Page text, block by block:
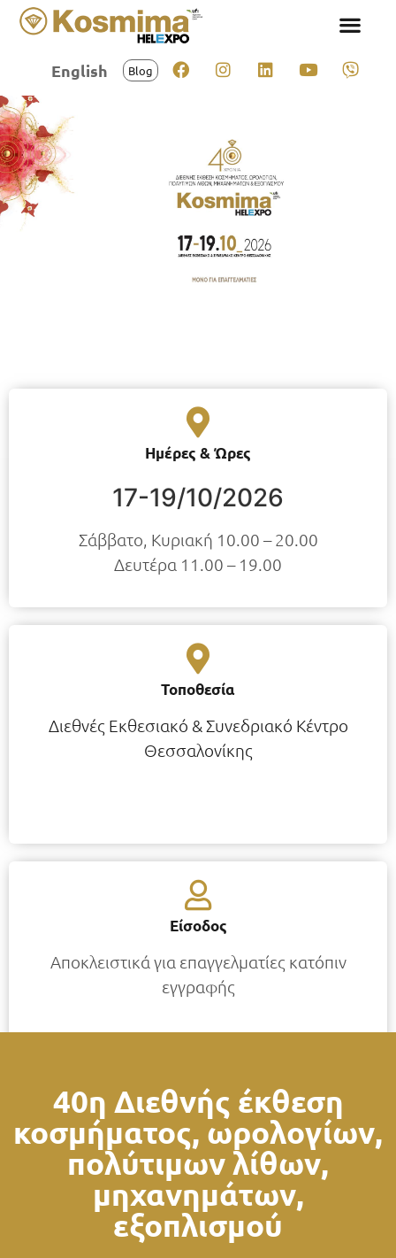
English Blog
Ημέρες & Ώρες
17-19/10/2026
Σάββατο, Κυριακή 10.00 – 20.00
Δευτέρα 11.00 – 19.00
Τοποθεσία
Διεθνές Εκθεσιακό & Συνεδριακό Κέντρο
Θεσσαλονίκης
Είσοδος
Αποκλειστικά για επαγγελματίες κατόπιν
εγγραφής
40η Διεθνής έκθεση
κοσμήματος, ωρολογίων,
πολύτιμων λίθων,
μηχανημάτων,
εξοπλισμού